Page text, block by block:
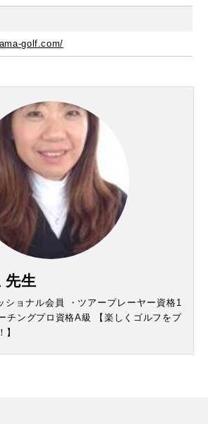
golf.com/
先生
ショナル会員 ・ツアープレーヤー資格1
チングプロ資格A級 【楽しくゴルフをプ
】